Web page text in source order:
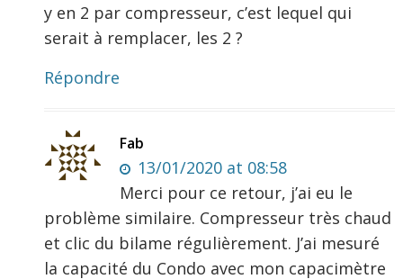
y en 2 par compresseur, c’est lequel qui
serait à remplacer, les 2 ?
Répondre
Fab
13/01/2020 at 08:58
Merci pour ce retour, j’ai eu le
problème similaire. Compresseur très chaud
et clic du bilame régulièrement. J’ai mesuré
la capacité du Condo avec mon capacimètre